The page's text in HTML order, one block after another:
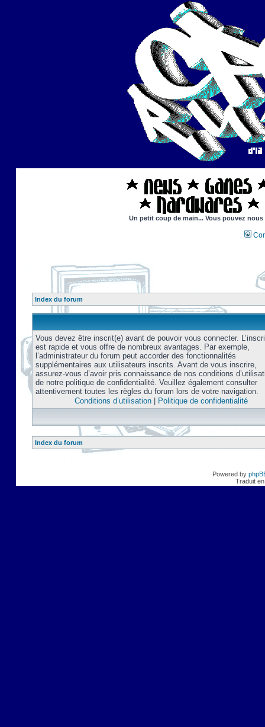
Un petit coup de main... Vous pouvez
Index du forum
Vous devez être inscrit(e) avant de pouvoir vous connecter.
est rapide et vous offre de nombreux avantages. Par exemple,
l’administrateur du forum peut accorder des fonctionnalités
supplémentaires aux utilisateurs inscrits. Avant de vous inscrire,
assurez-vous d’avoir pris connaissance de nos conditions
de notre politique de confidentialité. Veuillez également consulter
attentivement toutes les règles du forum lors de votre navigation.
Conditions d’utilisation| Politique de confidentialité
Index du forum
Powered by
Traduit